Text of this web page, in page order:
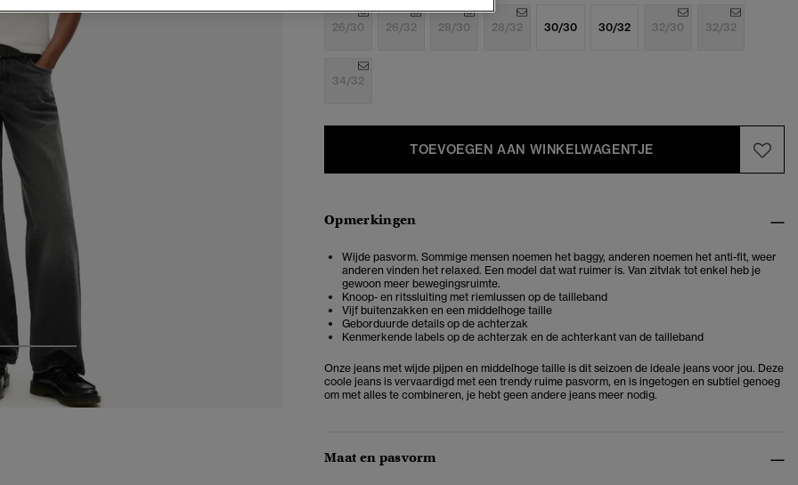
3
26/30 26/32 28/30 28/32 30/30 30/32 32/30 32/32
34/32
TOEVOEGEN AAN WINKELWAGENTJE
Opmerkingen
Wijde pasvorm. Sommige mensen noemen het baggy, anderen noemen het anti-fit, weer
anderen vinden het relaxed. Een model dat wat ruimer is. Van zitvlak tot enkel heb je
gewoon meer bewegingsruimte.
Knoop- en ritssluiting met riemlussen op de tailleband
Vijf buitenzakken en een middelhoge taille
Geborduurde details op de achterzak
Kenmerkende labels op de achterzak en de achterkant van de tailleband
Onze jeans met wijde pijpen en middelhoge taille is dit seizoen de ideale jeans voor jou. Deze
coole jeans is vervaardigd met een trendy ruime pasvorm, en is ingetogen en subtiel genoeg
om met alles te combineren, je hebt geen andere jeans meer nodig.
Maat en pasvorm